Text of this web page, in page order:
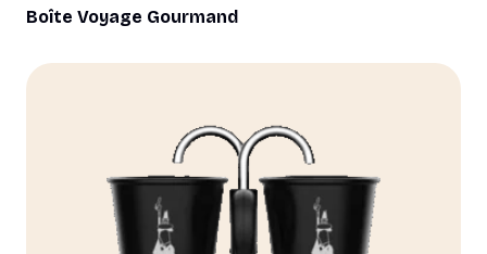
Boîte Voyage Gourmand